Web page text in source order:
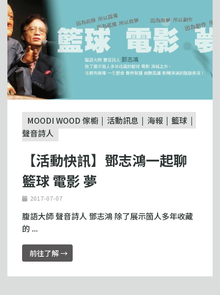
MOODI WOOD 傢櫥 活動訊息 海報
籃球
聲音詩人
【活動快訊】鄧志鴻一起聊
籃球 電影 夢
2017-07-07
腹語大師 聲音詩人 鄧志鴻 除了展示箇人多年收藏
的 ...
前往了解 →